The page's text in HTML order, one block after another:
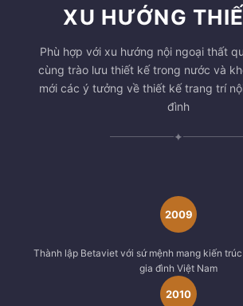
XU HƯỚNG
Phù hợp với xu hướng nội ngoại thất
cùng trào lưu thiết kế trong nước và
mới các ý tưởng về thiết kế trang trí
đình
✦
2009
Thành lập Betaviet với sứ mệnh mang kiến
gia đình Việt Nam
2010